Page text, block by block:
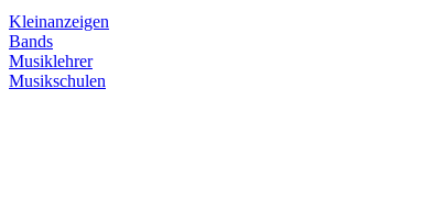
Kleinanzeigen
Bands
Musiklehrer
Musikschulen